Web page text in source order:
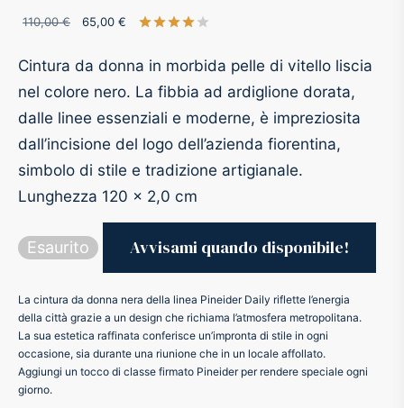
110,00€
Il prezzo
era:
110,00 €.
65,00 €
attuale
è:
65,00 €.
Cintura da donna in morbida pelle di vitello liscia
nel colore nero. La fibbia ad ardiglione dorata,
dalle linee essenziali e moderne, è impreziosita
dall’incisione del logo dell’azienda fiorentina,
simbolo di stile e tradizione artigianale.
Lunghezza 120 x 2,0 cm
Esaurito
La cintura da donna nera della linea Pineider Daily riflette l’energia
della città grazie a un design che richiama l’atmosfera metropolitana.
La sua estetica raffinata conferisce un’impronta di stile in ogni
occasione, sia durante una riunione che in un locale affollato.
Aggiungi un tocco di classe firmato Pineider per rendere speciale ogni
giorno.
Astronaut Space Pen
Space Pen
pressurizzato
Castell